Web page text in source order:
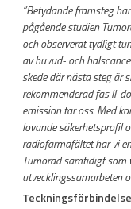
”Betydande framsteg
pågående studien
och observerat tydligt
av huvud- och
skede där nästa steg är
rekommenderad fas II-
emission tar oss. Med
lovande säkerhetsprofil
radiofarmafältet har vi
Tumorad samtidigt
utvecklingssamarbeten